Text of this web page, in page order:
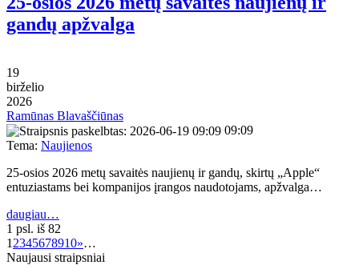
gandų apžvalga
19
birželio
2026
Ramūnas Blavaščiūnas
09:09
Tema: Naujienos
25-osios 2026 metų savaitės naujienų ir gandų, skirtų „Apple“
entuziastams bei kompanijos įrangos naudotojams, apžvalga…
daugiau…
1 psl. iš 82
1 2345678910»…
Naujausi straipsniai